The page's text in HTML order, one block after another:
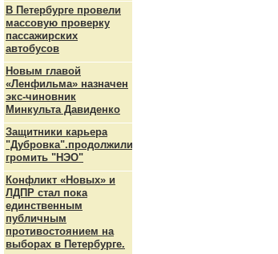
В Петербурге провели
массовую проверку
пассажирских
автобусов
Новым главой
«Ленфильма» назначен
экс-чиновник
Минкульта Давиденко
Защитники карьера
"Дубровка".продолжили
громить "НЭО"
Конфликт «Новых» и
ЛДПР стал пока
единственным
публичным
противостоянием на
выборах в Петербурге.